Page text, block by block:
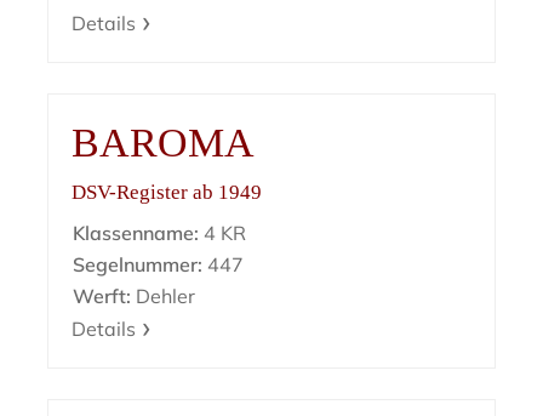
Details
BAROMA
DSV-Register ab 1949
Klassenname: 4 KR
Segelnummer: 447
Werft: Dehler
Details